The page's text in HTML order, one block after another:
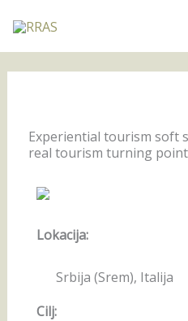
na
sadržaj
Experiential tourism soft
real tourism turning
Lokacija:
Srbija (Srem), Italija
Cilj: